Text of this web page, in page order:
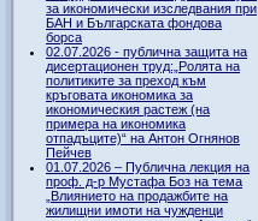
за икономически изследвания при
БАН и Българската фондова
борса
02.07.2026 - публична защита на
дисертационен труд:„Ролята на
политиките за преход към
кръговата икономика за
икономическия растеж (на
примера на икономика
отпадъците)“ на Антон Огнянов
Пейчев
01.07.2026 – Публична лекция на
проф. д-р Мустафа Боз на тема
„Влиянието на продажбите на
жилищни имоти на чужденци